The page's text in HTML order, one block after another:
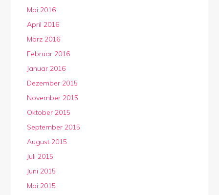
Mai 2016
April 2016
März 2016
Februar 2016
Januar 2016
Dezember 2015
November 2015
Oktober 2015
September 2015
August 2015
Juli 2015
Juni 2015
Mai 2015